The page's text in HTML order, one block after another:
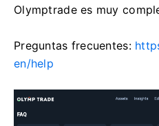
Olymptrade es muy
Preguntas frecuentes:
en/help